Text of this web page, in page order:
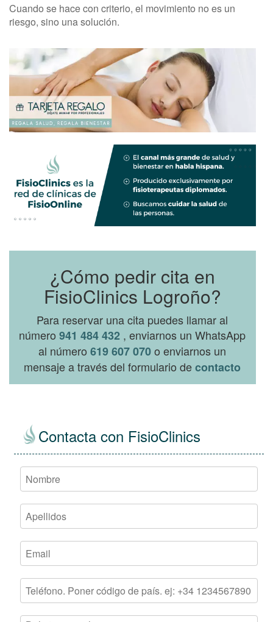
Cuando se hace con criterio, el movimiento no es un
riesgo, sino una solución.
¿Cómo pedir cita en
FisioClinics Logroño?
Para reservar una cita puedes llamar al
número941 484 432 , enviarnos un WhatsApp
al número619 607 070o enviarnos un
mensaje a través del formulario decontacto
Contacta con FisioClinics